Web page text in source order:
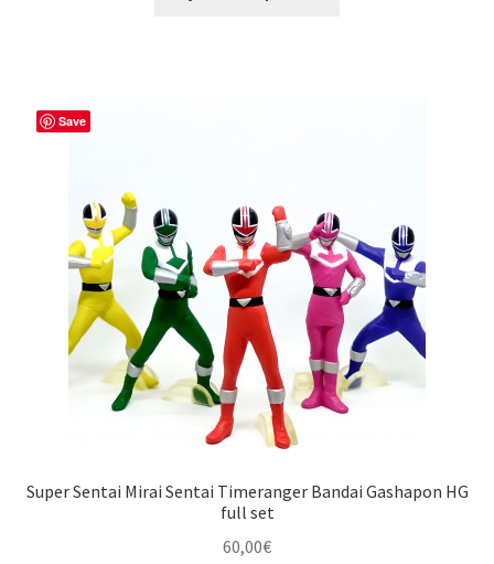
Save
Super Sentai Mirai Sentai Timeranger Bandai Gashapon HG
full set
60,00€